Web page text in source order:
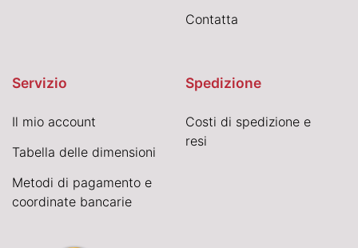
Contatta
Servizio
Il mio account
Tabella delle dimensioni
Metodi di pagamento e
coordinate bancarie
Spedizione
Costi di spedizione e
resi